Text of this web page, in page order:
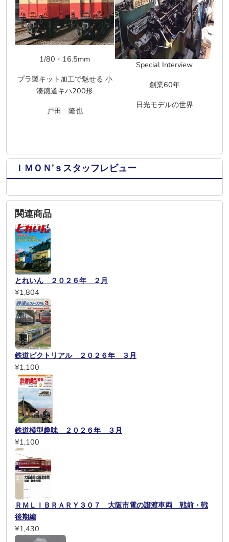
1/80 ・ 16.5mm
プラ製キット加工で魅せる 小
湊鐡道キハ200形
戸田 隆也
Special Interview
創業60年
日光モデルの世界
ＩＭＯＮ’ｓスタッフレビュー
関連商品
とれいん ２０２６年 ２月
¥1,804
鉄道ピクトリアル ２０２６年 ３月
¥1,100
鉄道模型趣味 ２０２６年 ３月
¥1,100
ＲＭＬＩＢＲＡＲＹ３０７ 大阪市電の譲渡車両 戦前・戦
後期編
¥1,430